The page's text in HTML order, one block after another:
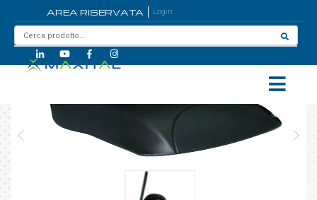
AREA RISERVATA Login
IRLINK-TX